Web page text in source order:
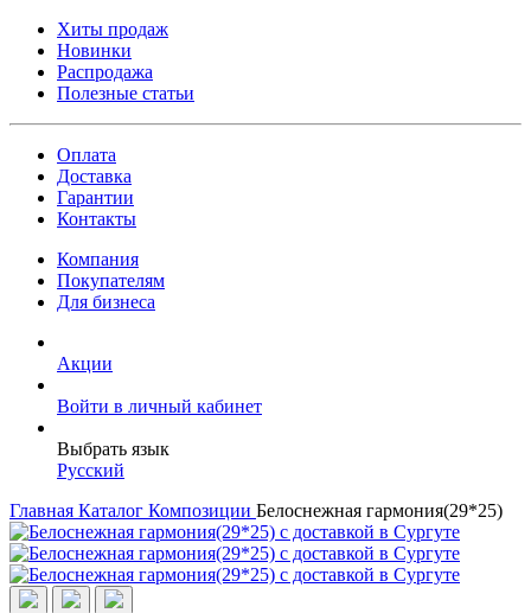
Хиты продаж
Новинки
Распродажа
Полезные статьи
Оплата
Доставка
Гарантии
Контакты
Компания
Покупателям
Для бизнеса
Акции
Войти в личный кабинет
Выбрать язык
Русский
Главная Каталог Композиции Белоснежная гармония(29*25)